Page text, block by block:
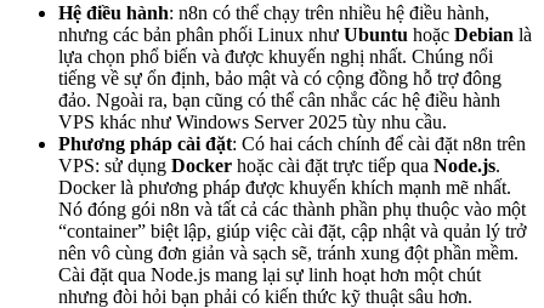
Hệ điều hành: n8n có thể chạy trên nhiều hệ điều hành,
nhưng các bản phân phối Linux như Ubuntu hoặc Debian là
lựa chọn phổ biến và được khuyến nghị nhất. Chúng nổi
tiếng về sự ổn định, bảo mật và có cộng đồng hỗ trợ đông
đảo. Ngoài ra, bạn cũng có thể cân nhắc các hệ điều hành
VPS khác như Windows Server 2025 tùy nhu cầu.
Phương pháp cài đặt: Có hai cách chính để cài đặt n8n trên
VPS: sử dụng Docker hoặc cài đặt trực tiếp qua Node.js.
Docker là phương pháp được khuyến khích mạnh mẽ nhất.
Nó đóng gói n8n và tất cả các thành phần phụ thuộc vào một
“container” biệt lập, giúp việc cài đặt, cập nhật và quản lý trở
nên vô cùng đơn giản và sạch sẽ, tránh xung đột phần mềm.
Cài đặt qua Node.js mang lại sự linh hoạt hơn một chút
nhưng đòi hỏi bạn phải có kiến thức kỹ thuật sâu hơn.